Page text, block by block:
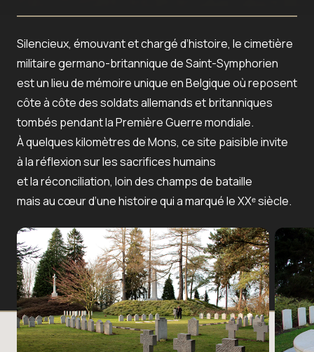
Silencieux, émouvant et chargé d’histoire, le cimetière
militaire germano-britannique de Saint-Symphorien
est un lieu de mémoire unique en Belgique où reposent
côte à côte des soldats allemands et britanniques
tombés pendant la Première Guerre mondiale.
À quelques kilomètres de Mons, ce site paisible invite
à la réflexion sur les sacrifices humains
et la réconciliation, loin des champs de bataille
mais au cœur d’une histoire qui a marqué le XXᵉ siècle.